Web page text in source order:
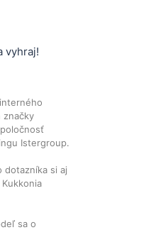
vyhraj!
značky
Istergroup.
dotazníka si aj
sa o